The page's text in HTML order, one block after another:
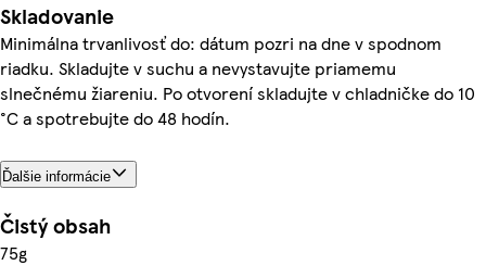
Skladovanie
Minimálna trvanlivosť do: dátum pozri na dne v spodnom
riadku. Skladujte v suchu a nevystavujte priamemu
slnečnému žiareniu. Po otvorení skladujte v chladničke do 10
°C a spotrebujte do 48 hodín.
Ďalšie informácie
Čistý obsah
75g